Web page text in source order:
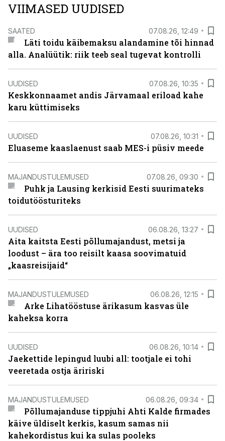
VIIMASED UUDISED
SAATED 07.08.26, 12:49
Läti toidu käibemaksu alandamine tõi hinnad
alla. Analüütik: riik teeb seal tugevat kontrolli
UUDISED 07.08.26, 10:35
Keskkonnaamet andis Järvamaal eriload kahe
karu küttimiseks
UUDISED 07.08.26, 10:31
Eluaseme kaaslaenust saab MES-i püsiv meede
MAJANDUSTULEMUSED 07.08.26, 09:30
Puhk ja Lausing kerkisid Eesti suurimateks
toidutöösturiteks
UUDISED 06.08.26, 13:27
Aita kaitsta Eesti põllumajandust, metsi ja
loodust – ära too reisilt kaasa soovimatuid
„kaasreisijaid“
MAJANDUSTULEMUSED 06.08.26, 12:15
Arke Lihatööstuse ärikasum kasvas üle
kaheksa korra
UUDISED 06.08.26, 10:14
Jaekettide lepingud luubi all: tootjale ei tohi
veeretada ostja äririski
MAJANDUSTULEMUSED 06.08.26, 09:34
Põllumajanduse tippjuhi Ahti Kalde firmades
käive üldiselt kerkis, kasum samas nii
kahekordistus kui ka sulas pooleks